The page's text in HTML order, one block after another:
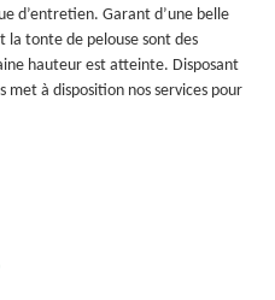
d’entretien. Garant d’une belle
la tonte de pelouse sont des
hauteur est atteinte. Disposant
met à disposition nos services pour